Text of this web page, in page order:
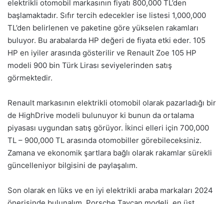
elektrikli otomobil markasının fiyatı 800,000 TL’den
başlamaktadır. Sıfır tercih edecekler ise listesi 1,000,000
TL’den belirlenen ve paketine göre yükselen rakamları
buluyor. Bu arabalarda HP değeri de fiyata etki eder. 105
HP en iyiler arasında gösterilir ve Renault Zoe 105 HP
modeli 900 bin Türk Lirası seviyelerinden satış
görmektedir.
Renault markasının elektrikli otomobil olarak pazarladığı bir
de HighDrive modeli bulunuyor ki bunun da ortalama
piyasası uygundan satış görüyor. İkinci elleri için 700,000
TL – 900,000 TL arasında otomobiller görebileceksiniz.
Zamana ve ekonomik şartlara bağlı olarak rakamlar sürekli
güncelleniyor bilgisini de paylaşalım.
Son olarak en lüks ve en iyi elektrikli araba markaları 2024